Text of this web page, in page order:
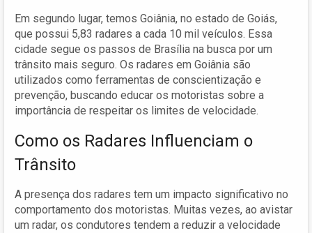
Em segundo lugar, temos Goiânia, no estado de Goiás,
que possui 5,83 radares a cada 10 mil veículos. Essa
cidade segue os passos de Brasília na busca por um
trânsito mais seguro. Os radares em Goiânia são
utilizados como ferramentas de conscientização e
prevenção, buscando educar os motoristas sobre a
importância de respeitar os limites de velocidade.
Como os Radares Influenciam o
Trânsito
A presença dos radares tem um impacto significativo no
comportamento dos motoristas. Muitas vezes, ao avistar
um radar, os condutores tendem a reduzir a velocidade